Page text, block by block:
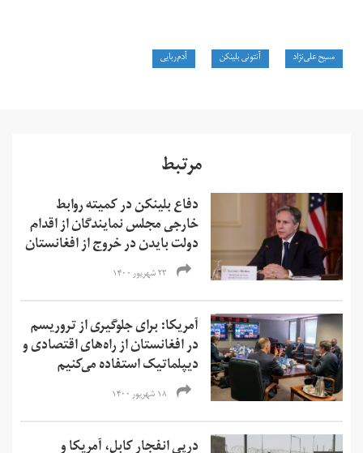
مسیح علی‌نژاد آنتونی بلینکن آدم‌ربایی
مرتبط
دفاع بلینکن در کمیته روابط
خارجی مجلس نمایندگان از اقدام
دولت بایدن در خروج از افغانستان
۲۳ شهریور ۱۴۰۰
آمریکا: برای جلوگیری از تروریسم
در افغانستان از راه‌های اقتصادی و
دیپلماتیک استفاده می‌کنیم
۱۸ شهریور ۱۴۰۰